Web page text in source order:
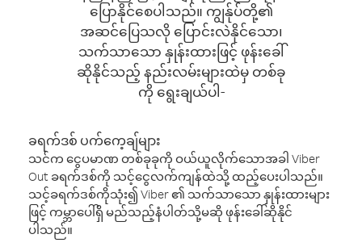
ပြောနိုင်စေပါသည်။ ကျွန်ုပ်တို့၏
အဆင်ပြေသလို ပြောင်းလဲနိုင်သော၊
သက်သာသော နှုန်းထားဖြင့် ဖုန်းခေါ်
ဆိုနိုင်သည့် နည်းလမ်းများထဲမှ တစ်ခု
ကို ရွေးချယ်ပါ-
ခရက်ဒစ် ပက်ကေ့ချ်များ
သင်က ငွေပမာဏ တစ်ခုခုကို ဝယ်ယူလိုက်သောအခါ Viber
Out ခရက်ဒစ်ကို သင့်ငွေလက်ကျန်ထဲသို့ ထည့်ပေးပါသည်။
သင့်ခရက်ဒစ်ကိုသုံး၍ Viber ၏ သက်သာသော နှုန်းထားများ
ဖြင့် ကမ္ဘာပေါ်ရှိ မည်သည့်နံပါတ်သို့မဆို ဖုန်းခေါ်ဆိုနိုင်
ပါသည်။